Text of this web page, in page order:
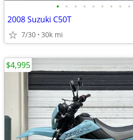
• • • • • • • • •
2008 Suzuki C50T
7/30 30k mi
$4,995